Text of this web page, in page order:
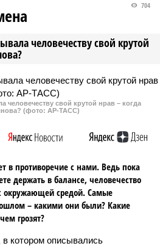
человечеству свой крутой
704
человечеству свой крутой нрав – когда
(фото: АР-ТАСС)
в противоречие с нами. Ведь пока
держать в балансе, человечество
окружающей средой. Самые
– какими они были? Какие
грозят?
в котором описывались